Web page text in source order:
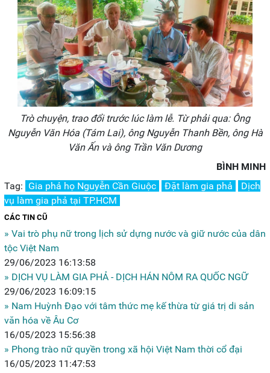
Trò chuyện, trao đổi trước lúc làm lễ. Từ phải qua: Ông
Nguyễn Văn Hóa (Tám Lai), ông Nguyễn Thanh Bền, ông Hà
Văn Ấn và ông Trần Văn Dương
BÌNH MINH
Tag: Gia phả họ Nguyễn Cần Giuộc Đặt làm gia phả
Dịch
vụ làm gia phả tại TP.HCM
CÁC TIN CŨ
» Vai trò phụ nữ trong lịch sử dựng nước và giữ nước của dân
tộc Việt Nam
29/06/2023 16:13:58
» DỊCH VỤ LÀM GIA PHẢ - DỊCH HÁN NÔM RA QUỐC NGỮ
29/06/2023 16:09:15
» Nam Huỳnh Đạo với tâm thức mẹ kế thừa từ giá trị di sản
văn hóa về Âu Cơ
16/05/2023 15:56:38
» Phong trào nữ quyền trong xã hội Việt Nam thời cổ đại
16/05/2023 11:47:53